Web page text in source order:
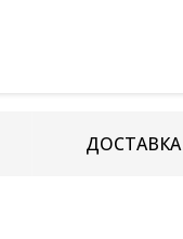
ДОСТАВКА